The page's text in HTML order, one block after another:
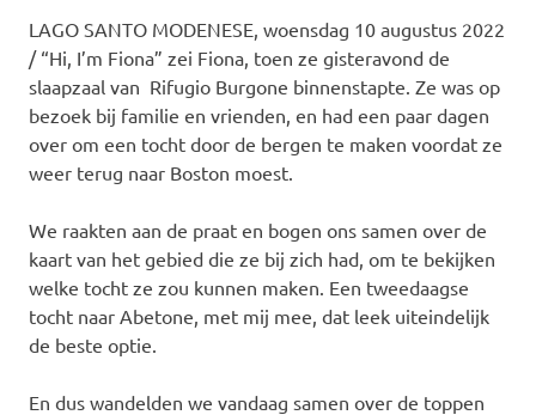
LAGO SANTO MODENESE, woensdag 10 augustus 2022
/ “Hi, I’m Fiona” zei Fiona, toen ze gisteravond de
slaapzaal van Rifugio Burgone binnenstapte. Ze was op
bezoek bij familie en vrienden, en had een paar dagen
over om een tocht door de bergen te maken voordat ze
weer terug naar Boston moest.
We raakten aan de praat en bogen ons samen over de
kaart van het gebied die ze bij zich had, om te bekijken
welke tocht ze zou kunnen maken. Een tweedaagse
tocht naar Abetone, met mij mee, dat leek uiteindelijk
de beste optie.
En dus wandelden we vandaag samen over de toppen